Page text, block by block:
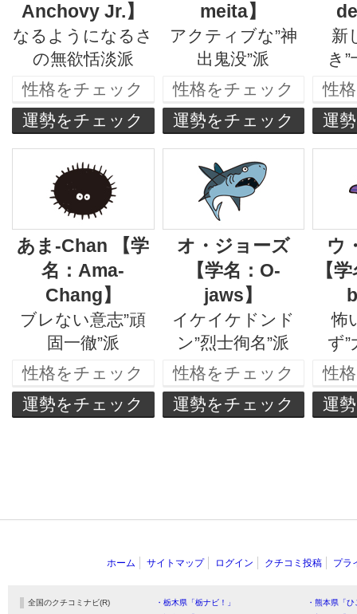
Anchovy Jr.】
なるようになるさ
の無欲恬淡派
性格をチェック
運勢をチェック
meita】
アクティブな”神
出鬼没”派
性格をチェック
運勢をチェック
新
き
性
運
あま-Chan 【学
名：Ama-
Chang】
ブレない意志”頑
固一徹”派
性格をチェック
運勢をチェック
オ・ジョーズ
【学名：O-
jaws】
イケイケドンド
ン”烈士徇名”派
性格をチェック
運勢をチェック
ウ
【
怖
ず”
性
運
ホーム サイトマップ ログイン クチコミ投稿 プラ
全国のクチコミナビ(R) ・栃木県「栃ナビ！」
・熊本県「